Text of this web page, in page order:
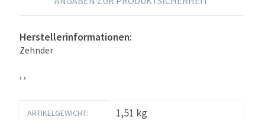
Herstellerinformationen:
Zehnder
, ,
Produkteigenschaft
Wert
ARTIKELGEWICHT: 1,51 kg